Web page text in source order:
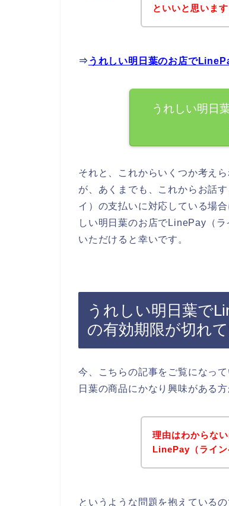
といいと思います
⇒ うれしい明日葉のお店で
うれしい明日
それと、これからいくつか考え
が、あくまでも、これからお話
イ）の支払いに対応している場
しい明日葉のお店でLinePay（
いただけると幸いです。
うれしい明日葉で
の有効期限が切れ
今、こちらの記事をご覧になっ
日葉の商品にかなり興味がある
理由はわからな
LinePay（ライン
というような問題を抱えている